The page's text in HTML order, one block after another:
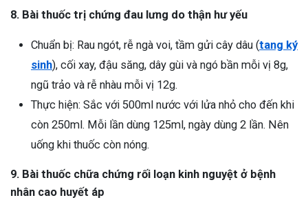
8. Bài thuốc trị chứng đau lưng do thận hư yếu
Chuẩn bị: Rau ngót, rễ ngà voi, tầm gửi cây dâu (tang ký
sinh), cối xay, đậu săng, dây gùi và ngó bần mỗi vị 8g,
ngũ trảo và rễ nhàu mỗi vị 12g.
Thực hiện: Sắc với 500ml nước với lửa nhỏ cho đến khi
còn 250ml. Mỗi lần dùng 125ml, ngày dùng 2 lần. Nên
uống khi thuốc còn nóng.
9. Bài thuốc chữa chứng rối loạn kinh nguyệt ở bệnh
nhân cao huyết áp